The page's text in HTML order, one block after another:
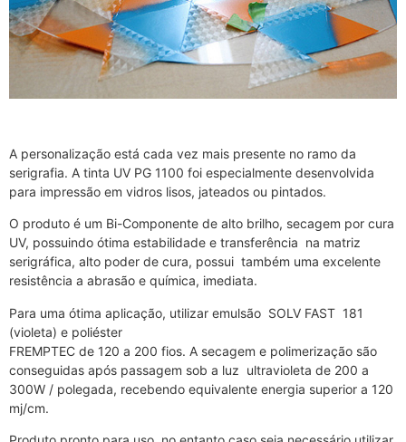
A personalização está cada vez mais presente no ramo da
serigrafia. A tinta UV PG 1100 foi especialmente desenvolvida
para impressão em vidros lisos, jateados ou pintados.
O produto é um Bi-Componente de alto brilho, secagem por cura
UV, possuindo ótima estabilidade e transferência na matriz
serigráfica, alto poder de cura, possui também uma excelente
resistência a abrasão e química, imediata.
Para uma ótima aplicação, utilizar emulsão SOLV FAST 181
(violeta) e poliéster
FREMPTEC de 120 a 200 fios. A secagem e polimerização são
conseguidas após passagem sob a luz ultravioleta de 200 a
300W / polegada, recebendo equivalente energia superior a 120
mj/cm.